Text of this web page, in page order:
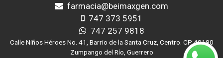
farmacia@beimaxgen.com
747 373 5951
747 257 9818
Calle Niños Héroes No. 41, Barrio de la Santa Cruz, Centro. CP 40180
Zumpango del Río, Guerrero